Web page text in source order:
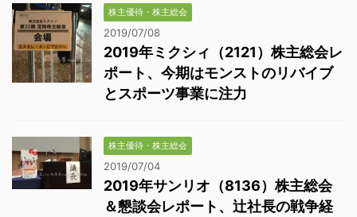
株主優待・株主総会
2019/07/08
2019年ミクシィ（2121）株主総会レ
ポート、今期はモンストのリバイブ
とスポーツ事業に注力
株主優待・株主総会
2019/07/04
2019年サンリオ（8136）株主総会
＆懇談会レポート、辻社長の戦争経